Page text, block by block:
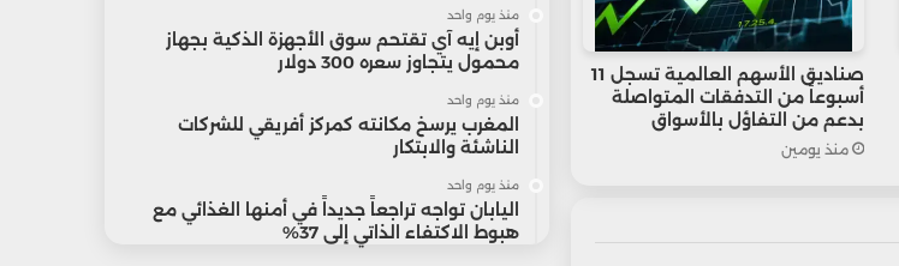
صناديق الأسهم العالمية تسجل 11
أسبوعاً من التدفقات المتواصلة
بدعم من التفاؤل بالأسواق
منذ يومين
منذ يوم واحد
أوبن إيه آي تقتحم سوق الأجهزة الذكية بجهاز
محمول يتجاوز سعره 300 دولار
منذ يوم واحد
المغرب يرسخ مكانته كمركز أفريقي للشركات
الناشئة والابتكار
منذ يوم واحد
اليابان تواجه تراجعاً جديداً في أمنها الغذائي مع
هبوط الاكتفاء الذاتي إلى 37%